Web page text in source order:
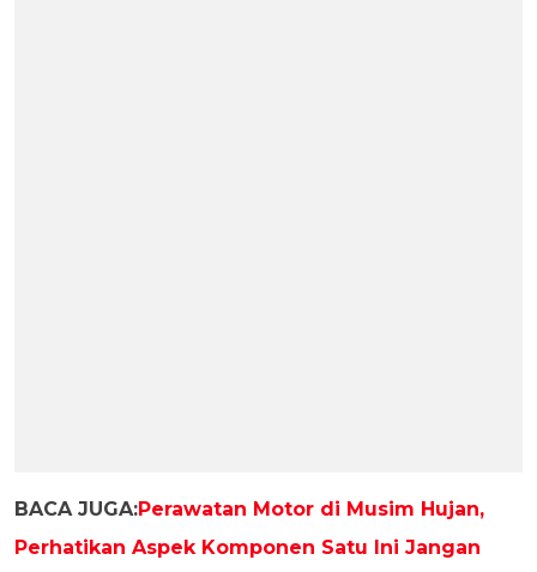
BACA JUGA:Perawatan Motor di Musim Hujan,
Perhatikan Aspek Komponen Satu Ini Jangan